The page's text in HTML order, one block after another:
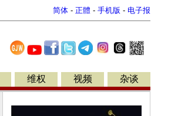
简体 - 正體 - 手机版 - 电子报
维权 视频 杂谈